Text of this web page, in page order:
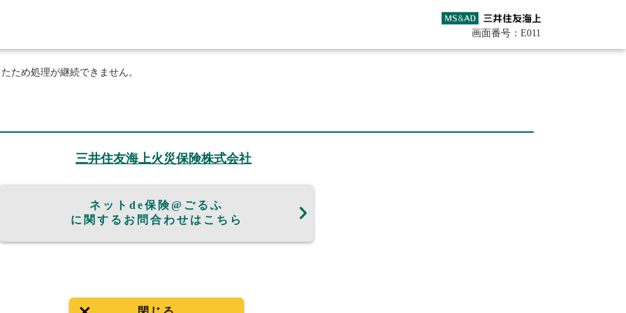
画面番号：E011
ため処理が継続できません。
三井住友海上火災保険株式会社
ネットde保険@ごるふ
に関するお問合わせはこちら